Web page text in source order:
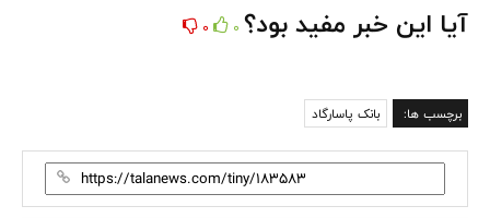
آیا این خبر مفید بود؟ 0
0
برچسب ها: بانک پاسارگاد